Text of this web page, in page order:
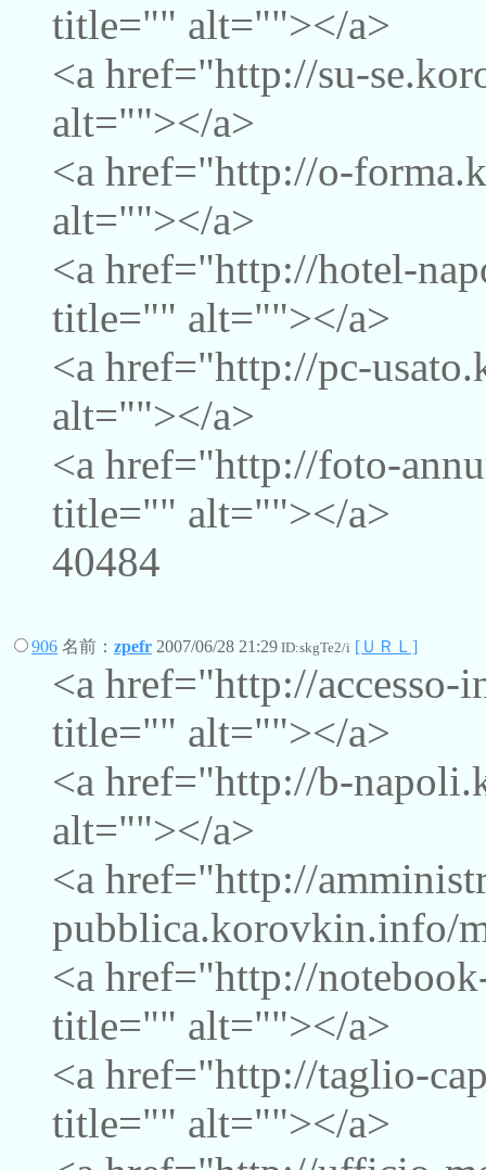
title="" alt=""></a>
<a href="http://su-
alt=""></a>
<a href="http://o-
alt=""></a>
<a href="http://hotel-
title="" alt=""></a>
<a href="http://pc-
alt=""></a>
<a href="http://foto-
title="" alt=""></a>
40484
906 名前： zpefr 2007/06/28 21:29 ID:skgTe2/i [ＵＲＬ]
<a href="http://
title="" alt=""></a>
<a href="http://b-
alt=""></a>
<a href="http://
pubblica.korovkin.info/
<a href="http://
title="" alt=""></a>
<a href="http://taglio-
title="" alt=""></a>